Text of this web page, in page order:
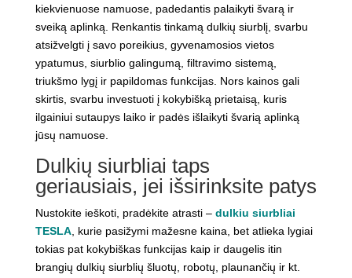
kiekvienuose namuose, padedantis palaikyti švarą ir
sveiką aplinką. Renkantis tinkamą dulkių siurblį, svarbu
atsižvelgti į savo poreikius, gyvenamosios vietos
ypatumus, siurblio galingumą, filtravimo sistemą,
triukšmo lygį ir papildomas funkcijas. Nors kainos gali
skirtis, svarbu investuoti į kokybišką prietaisą, kuris
ilgainiui sutaupys laiko ir padės išlaikyti švarią aplinką
jūsų namuose.
Dulkių siurbliai taps
geriausiais, jei išsirinksite patys
Nustokite ieškoti, pradėkite atrasti – dulkiu siurbliai
TESLA, kurie pasižymi mažesne kaina, bet atlieka lygiai
tokias pat kokybiškas funkcijas kaip ir daugelis itin
brangių dulkių siurblių šluotų, robotų, plaunančių ir kt.